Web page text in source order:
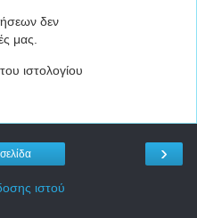
δεν
μας.
ιστολογίου
›
ιστού